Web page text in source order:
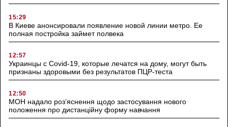
15:29
В Киеве анонсировали появление новой линии метро. Ее
полная постройка займет полвека
12:57
Украинцы с Covid-19, которые лечатся на дому, могут быть
признаны здоровыми без результатов ПЦР-теста
12:50
МОН надало роз’яснення щодо застосування нового
положення про дистанційну форму навчання